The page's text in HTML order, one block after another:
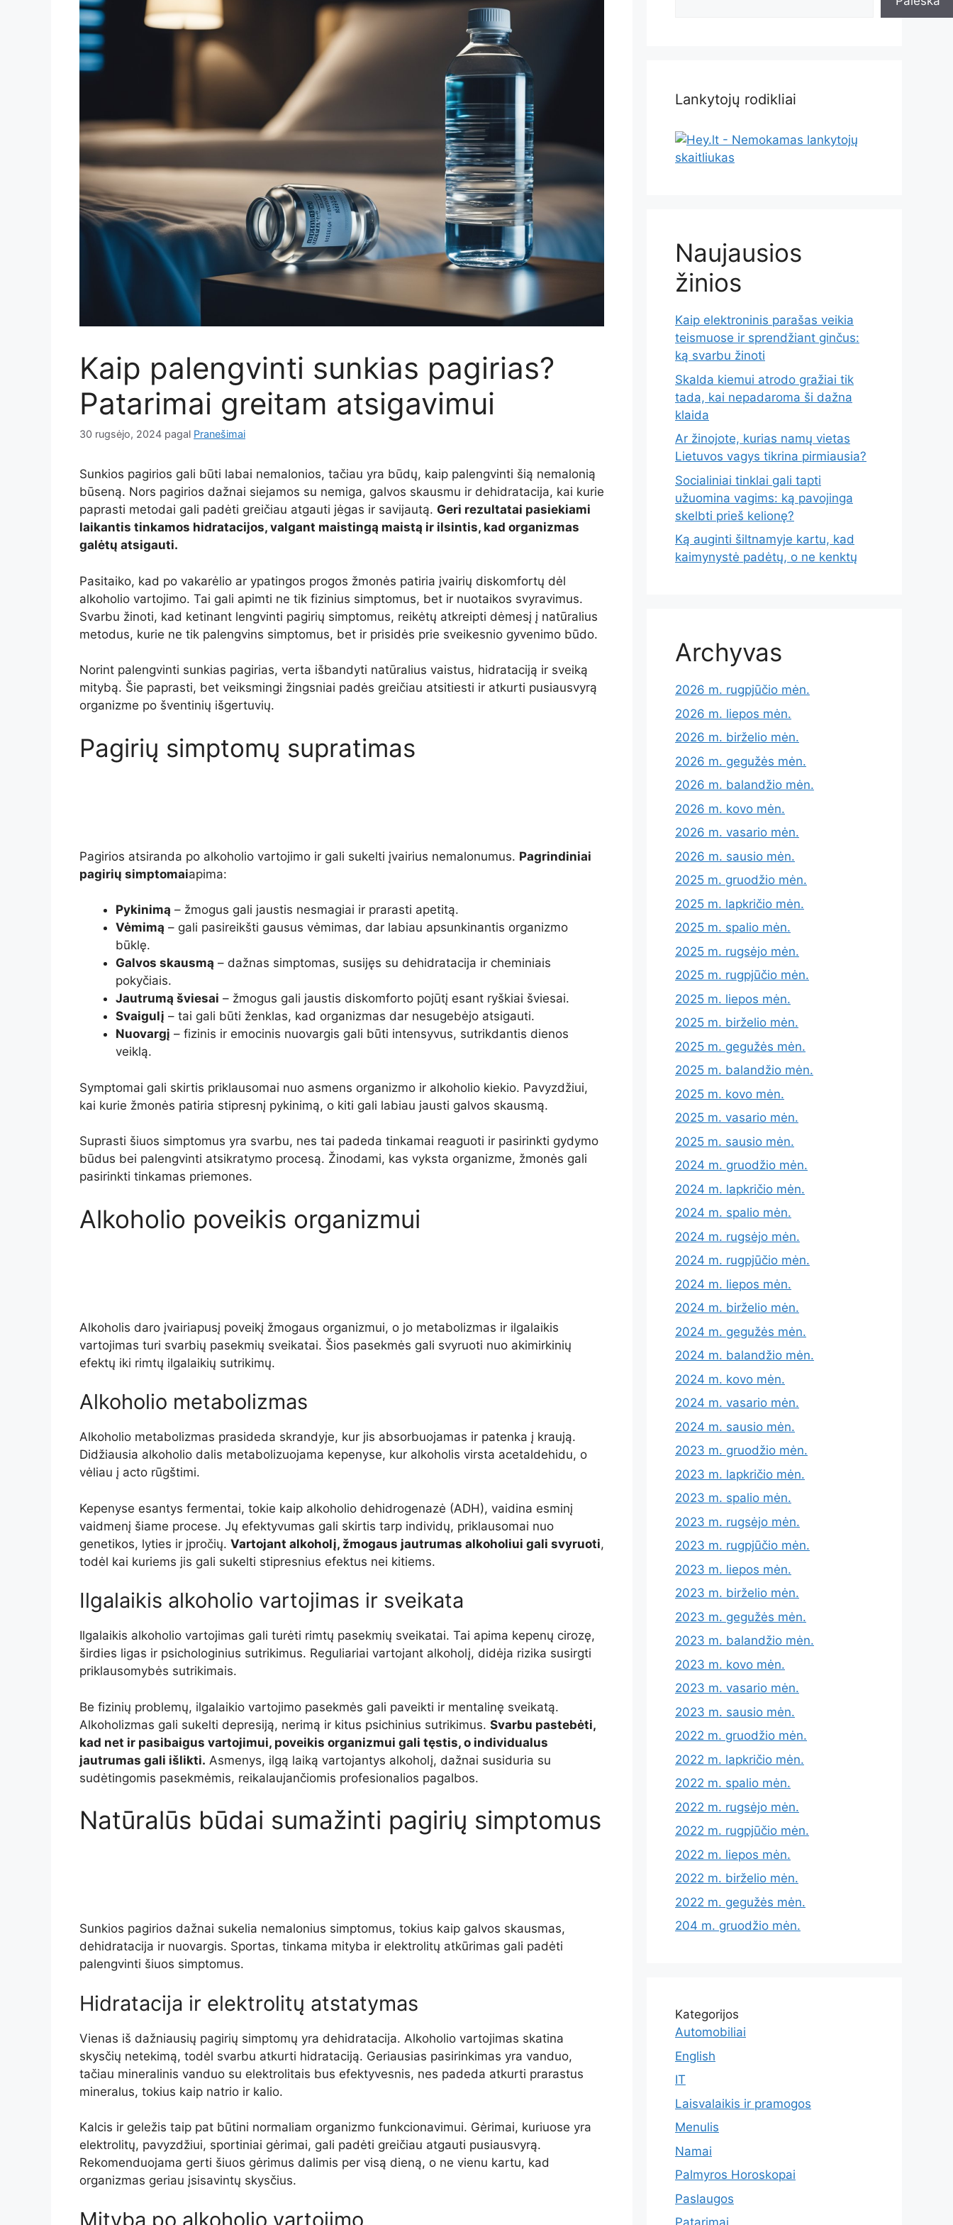
Kaip palengvinti sunkias pagirias?
Patarimai greitam atsigavimui
30 rugsėjo, 2024 pagal Pranešimai
Sunkios pagirios gali būti labai nemalonios, tačiau yra būdų, kaip palengvinti šią nemalonią
būseną. Nors pagirios dažnai siejamos su nemiga, galvos skausmu ir dehidratacija, kai kurie
paprasti metodai gali padėti greičiau atgauti jėgas ir savijautą. Geri rezultatai pasiekiami
laikantis tinkamos hidratacijos, valgant maistingą maistą ir ilsintis, kad organizmas
galėtų atsigauti.
Pasitaiko, kad po vakarėlio ar ypatingos progos žmonės patiria įvairių diskomfortų dėl
alkoholio vartojimo. Tai gali apimti ne tik fizinius simptomus, bet ir nuotaikos svyravimus.
Svarbu žinoti, kad ketinant lengvinti pagirių simptomus, reikėtų atkreipti dėmesį į natūralius
metodus, kurie ne tik palengvins simptomus, bet ir prisidės prie sveikesnio gyvenimo būdo.
Norint palengvinti sunkias pagirias, verta išbandyti natūralius vaistus, hidrataciją ir sveiką
mitybą. Šie paprasti, bet veiksmingi žingsniai padės greičiau atsitiesti ir atkurti pusiausvyrą
organizme po šventinių išgertuvių.
Pagirių simptomų supratimas
Pagirios atsiranda po alkoholio vartojimo ir gali sukelti įvairius nemalonumus. Pagrindiniai
pagirių simptomaiapima:
Pykinimą – žmogus gali jaustis nesmagiai ir prarasti apetitą.
Vėmimą – gali pasireikšti gausus vėmimas, dar labiau apsunkinantis organizmo
būklę.
Galvos skausmą – dažnas simptomas, susijęs su dehidratacija ir cheminiais
pokyčiais.
Jautrumą šviesai – žmogus gali jaustis diskomforto pojūtį esant ryškiai šviesai.
Svaigulį – tai gali būti ženklas, kad organizmas dar nesugebėjo atsigauti.
Nuovargį – fizinis ir emocinis nuovargis gali būti intensyvus, sutrikdantis dienos
veiklą.
Symptomai gali skirtis priklausomai nuo asmens organizmo ir alkoholio kiekio. Pavyzdžiui,
kai kurie žmonės patiria stipresnį pykinimą, o kiti gali labiau jausti galvos skausmą.
Suprasti šiuos simptomus yra svarbu, nes tai padeda tinkamai reaguoti ir pasirinkti gydymo
būdus bei palengvinti atsikratymo procesą. Žinodami, kas vyksta organizme, žmonės gali
pasirinkti tinkamas priemones.
Alkoholio poveikis organizmui
Alkoholis daro įvairiapusį poveikį žmogaus organizmui, o jo metabolizmas ir ilgalaikis
vartojimas turi svarbių pasekmių sveikatai. Šios pasekmės gali svyruoti nuo akimirkinių
efektų iki rimtų ilgalaikių sutrikimų.
Alkoholio metabolizmas
Alkoholio metabolizmas prasideda skrandyje, kur jis absorbuojamas ir patenka į kraują.
Didžiausia alkoholio dalis metabolizuojama kepenyse, kur alkoholis virsta acetaldehidu, o
vėliau į acto rūgštimi.
Kepenyse esantys fermentai, tokie kaip alkoholio dehidrogenazė (ADH), vaidina esminį
vaidmenį šiame procese. Jų efektyvumas gali skirtis tarp individų, priklausomai nuo
genetikos, lyties ir įpročių. Vartojant alkoholį, žmogaus jautrumas alkoholiui gali svyruoti,
todėl kai kuriems jis gali sukelti stipresnius efektus nei kitiems.
Ilgalaikis alkoholio vartojimas ir sveikata
Ilgalaikis alkoholio vartojimas gali turėti rimtų pasekmių sveikatai. Tai apima kepenų cirozę,
širdies ligas ir psichologinius sutrikimus. Reguliariai vartojant alkoholį, didėja rizika susirgti
priklausomybės sutrikimais.
Be fizinių problemų, ilgalaikio vartojimo pasekmės gali paveikti ir mentalinę sveikatą.
Alkoholizmas gali sukelti depresiją, nerimą ir kitus psichinius sutrikimus. Svarbu pastebėti,
kad net ir pasibaigus vartojimui, poveikis organizmui gali tęstis, o individualus
jautrumas gali išlikti. Asmenys, ilgą laiką vartojantys alkoholį, dažnai susiduria su
sudėtingomis pasekmėmis, reikalaujančiomis profesionalios pagalbos.
Natūralūs būdai sumažinti pagirių simptomus
Sunkios pagirios dažnai sukelia nemalonius simptomus, tokius kaip galvos skausmas,
dehidratacija ir nuovargis. Sportas, tinkama mityba ir elektrolitų atkūrimas gali padėti
palengvinti šiuos simptomus.
Hidratacija ir elektrolitų atstatymas
Vienas iš dažniausių pagirių simptomų yra dehidratacija. Alkoholio vartojimas skatina
skysčių netekimą, todėl svarbu atkurti hidrataciją. Geriausias pasirinkimas yra vanduo,
tačiau mineralinis vanduo su elektrolitais bus efektyvesnis, nes padeda atkurti prarastus
mineralus, tokius kaip natrio ir kalio.
Kalcis ir geležis taip pat būtini normaliam organizmo funkcionavimui. Gėrimai, kuriuose yra
elektrolitų, pavyzdžiui, sportiniai gėrimai, gali padėti greičiau atgauti pusiausvyrą.
Rekomenduojama gerti šiuos gėrimus dalimis per visą dieną, o ne vienu kartu, kad
organizmas geriau įsisavintų skysčius.
Mityba po alkoholio vartojimo
Lankytojų rodikliai
Naujausios
žinios
Kaip elektroninis parašas veikia
teismuose ir sprendžiant ginčus:
ką svarbu žinoti
Skalda kiemui atrodo gražiai tik
tada, kai nepadaroma ši dažna
klaida
Ar žinojote, kurias namų vietas
Lietuvos vagys tikrina pirmiausia?
Socialiniai tinklai gali tapti
užuomina vagims: ką pavojinga
skelbti prieš kelionę?
Ką auginti šiltnamyje kartu, kad
kaimynystė padėtų, o ne kenktų
Archyvas
2026 m. rugpjūčio mėn.
2026 m. liepos mėn.
2026 m. birželio mėn.
2026 m. gegužės mėn.
2026 m. balandžio mėn.
2026 m. kovo mėn.
2026 m. vasario mėn.
2026 m. sausio mėn.
2025 m. gruodžio mėn.
2025 m. lapkričio mėn.
2025 m. spalio mėn.
2025 m. rugsėjo mėn.
2025 m. rugpjūčio mėn.
2025 m. liepos mėn.
2025 m. birželio mėn.
2025 m. gegužės mėn.
2025 m. balandžio mėn.
2025 m. kovo mėn.
2025 m. vasario mėn.
2025 m. sausio mėn.
2024 m. gruodžio mėn.
2024 m. lapkričio mėn.
2024 m. spalio mėn.
2024 m. rugsėjo mėn.
2024 m. rugpjūčio mėn.
2024 m. liepos mėn.
2024 m. birželio mėn.
2024 m. gegužės mėn.
2024 m. balandžio mėn.
2024 m. kovo mėn.
2024 m. vasario mėn.
2024 m. sausio mėn.
2023 m. gruodžio mėn.
2023 m. lapkričio mėn.
2023 m. spalio mėn.
2023 m. rugsėjo mėn.
2023 m. rugpjūčio mėn.
2023 m. liepos mėn.
2023 m. birželio mėn.
2023 m. gegužės mėn.
2023 m. balandžio mėn.
2023 m. kovo mėn.
2023 m. vasario mėn.
2023 m. sausio mėn.
2022 m. gruodžio mėn.
2022 m. lapkričio mėn.
2022 m. spalio mėn.
2022 m. rugsėjo mėn.
2022 m. rugpjūčio mėn.
2022 m. liepos mėn.
2022 m. birželio mėn.
2022 m. gegužės mėn.
204 m. gruodžio mėn.
Kategorijos
Automobiliai
English
IT
Laisvalaikis ir pramogos
Menulis
Namai
Palmyros Horoskopai
Paslaugos